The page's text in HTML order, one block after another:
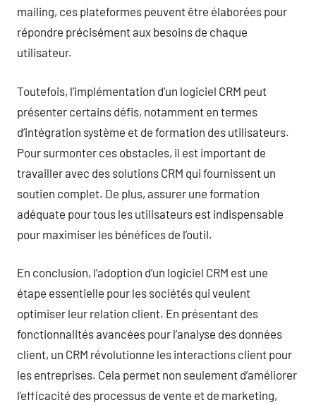
mailing, ces plateformes peuvent être élaborées pour
répondre précisément aux besoins de chaque
utilisateur.
Toutefois, l’implémentation d’un logiciel CRM peut
présenter certains défis, notamment en termes
d’intégration système et de formation des utilisateurs.
Pour surmonter ces obstacles, il est important de
travailler avec des solutions CRM qui fournissent un
soutien complet. De plus, assurer une formation
adéquate pour tous les utilisateurs est indispensable
pour maximiser les bénéfices de l’outil.
En conclusion, l’adoption d’un logiciel CRM est une
étape essentielle pour les sociétés qui veulent
optimiser leur relation client. En présentant des
fonctionnalités avancées pour l’analyse des données
client, un CRM révolutionne les interactions client pour
les entreprises. Cela permet non seulement d’améliorer
l’efficacité des processus de vente et de marketing,